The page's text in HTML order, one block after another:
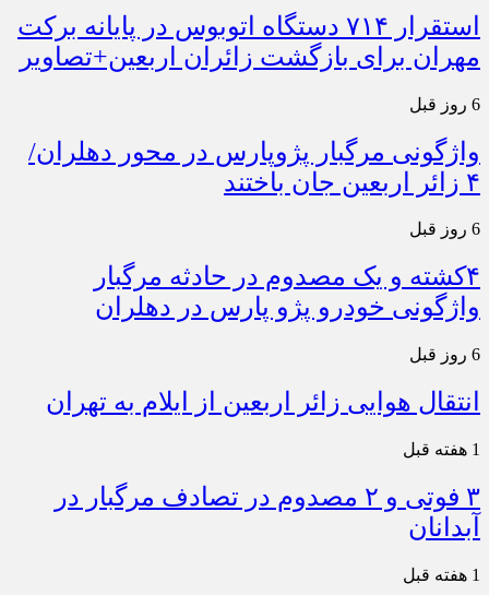
استقرار ۷۱۴ دستگاه اتوبوس در پایانه برکت
مهران برای بازگشت زائران اربعین+تصاویر
6 روز قبل
واژگونی مرگبار پژوپارس در محور دهلران/
۴ زائر اربعین جان باختند
6 روز قبل
۴کشته و یک مصدوم در حادثه مرگبار
واژگونی خودرو پژو پارس در دهلران
6 روز قبل
انتقال هوایی زائر اربعین از ایلام به تهران
1 هفته قبل
۳ فوتی و ۲ مصدوم در تصادف مرگبار در
آبدانان
1 هفته قبل